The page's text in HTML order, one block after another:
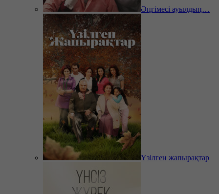
Әңгімесі ауылдың…
Үзілген жапырақтар